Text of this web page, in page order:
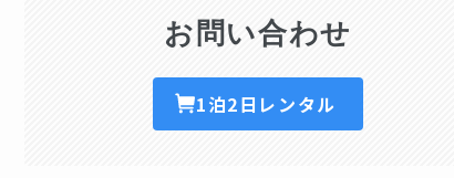
お問い合わせ
1泊2日レンタル